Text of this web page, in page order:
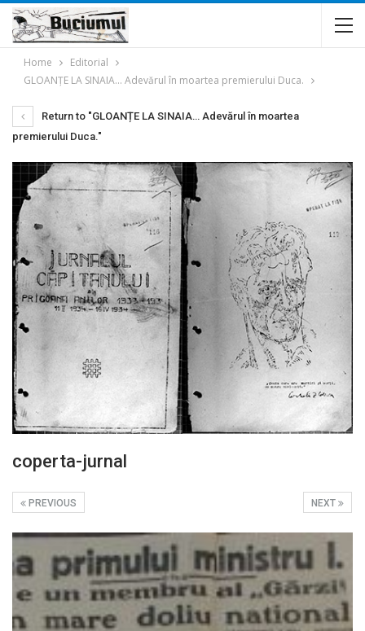
Home
Editorial
GLOANȚE LA SINAIA… Adevărul în moartea premierului Duca.
Return to "GLOANȚE LA SINAIA… Adevărul în moartea
premierului Duca."
coperta-jurnal
NEXT
PREVIOUS